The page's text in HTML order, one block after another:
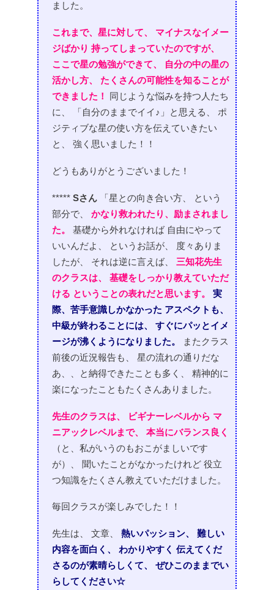
ました。
これまで、星に対して、
マイナスなイメー
ジばかり 持ってしまっていたのですが、
ここで星の勉強ができて、
自分の中の星の
活かし方、
たくさんの可能性を知ることが
できました！
同じような悩みを持つ人たち
に、
「自分のままでイイ♪」と思える、
ポ
ジティブな星の使い方を伝えていきたい
と、
強く思いました！！
どうもありがとうございました！
***** Sさん 「星との向き合い方、
という
部分で、
かなり救われたり、励まされまし
た。
基礎から外れなければ自由にやって
いいんだよ、
というお話が、
度々ありま
したが、
それは逆に言えば、
三知花先生
のクラスは、
基礎をしっかり教えていただ
ける ということの表れだと思います。
実
際、苦手意識しかなかった アスペクトも、
中級が終わることには、
すぐにパッとイメ
ージが沸くようになりました。
またクラス
前後の近況報告も、
星の流れの通りだな
あ、、と納得できたことも多く、
精神的に
楽になったこともたくさんありました。
先生のクラスは、 ビギナーレベルから マ
ニアックレベルまで、
本当にバランス良く
（と、私がいうのもおこがましいです
が）、
聞いたことがなかったけれど 役立
つ知識をたくさん教えていただけました。
毎回クラスが楽しみでした！！
先生は、 文章、 熱いパッション、
難しい
内容を面白く、
わかりやすく 伝えてくだ
さるのが素晴らしくて、
ぜひこのままでい
らしてください☆